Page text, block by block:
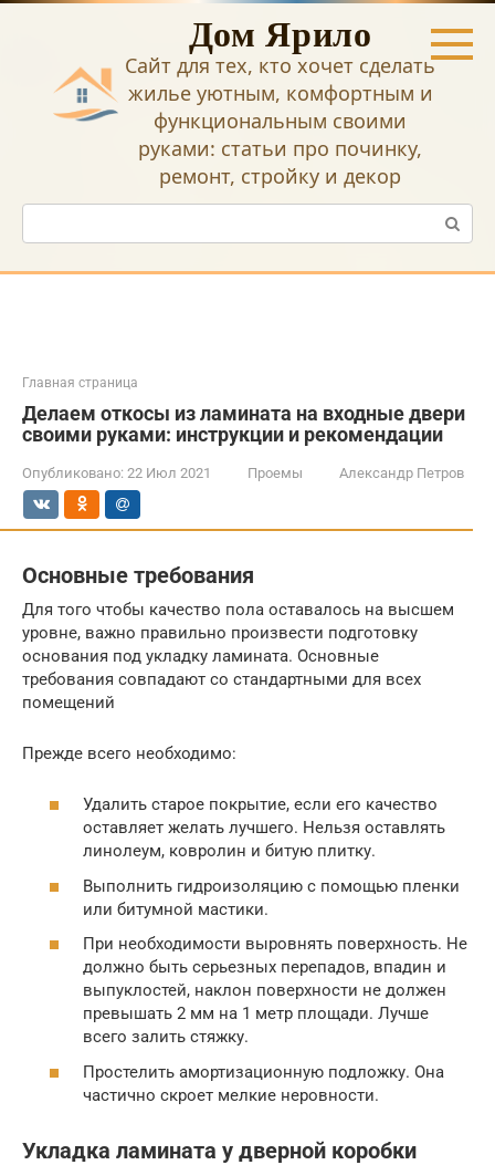
Перейти
Дом Ярило
Сайт для тех, кто хочет сделать
жилье уютным, комфортным и
функциональным своими
руками: статьи про починку,
ремонт, стройку и декор
Поиск:
Главная страница
Делаем откосы из ламината на входные двери
своими руками: инструкции и рекомендации
Опубликовано: 22 Июл 2021 Проемы Александр Петров
Основные требования
Для того чтобы качество пола оставалось на высшем
уровне, важно правильно произвести подготовку
основания под укладку ламината. Основные
требования совпадают со стандартными для всех
помещений
Прежде всего необходимо:
Удалить старое покрытие, если его качество
оставляет желать лучшего. Нельзя оставлять
линолеум, ковролин и битую плитку.
Выполнить гидроизоляцию с помощью пленки
или битумной мастики.
При необходимости выровнять поверхность. Не
должно быть серьезных перепадов, впадин и
выпуклостей, наклон поверхности не должен
превышать 2 мм на 1 метр площади. Лучше
всего залить стяжку.
Простелить амортизационную подложку. Она
частично скроет мелкие неровности.
Укладка ламината у дверной коробки